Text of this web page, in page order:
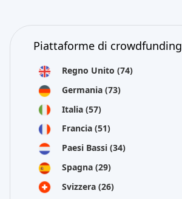
Piattaforme di crowdfunding
Regno Unito (74)
Germania (73)
Italia (57)
Francia (51)
Paesi Bassi (34)
Spagna (29)
Svizzera (26)